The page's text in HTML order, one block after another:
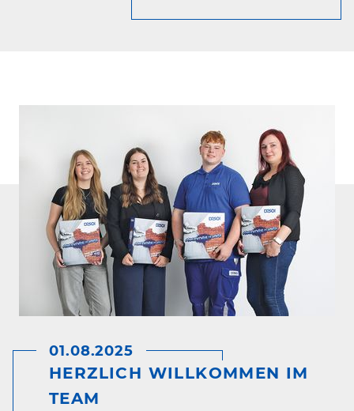
01.08.2025
HERZLICH WILLKOMMEN IM
TEAM